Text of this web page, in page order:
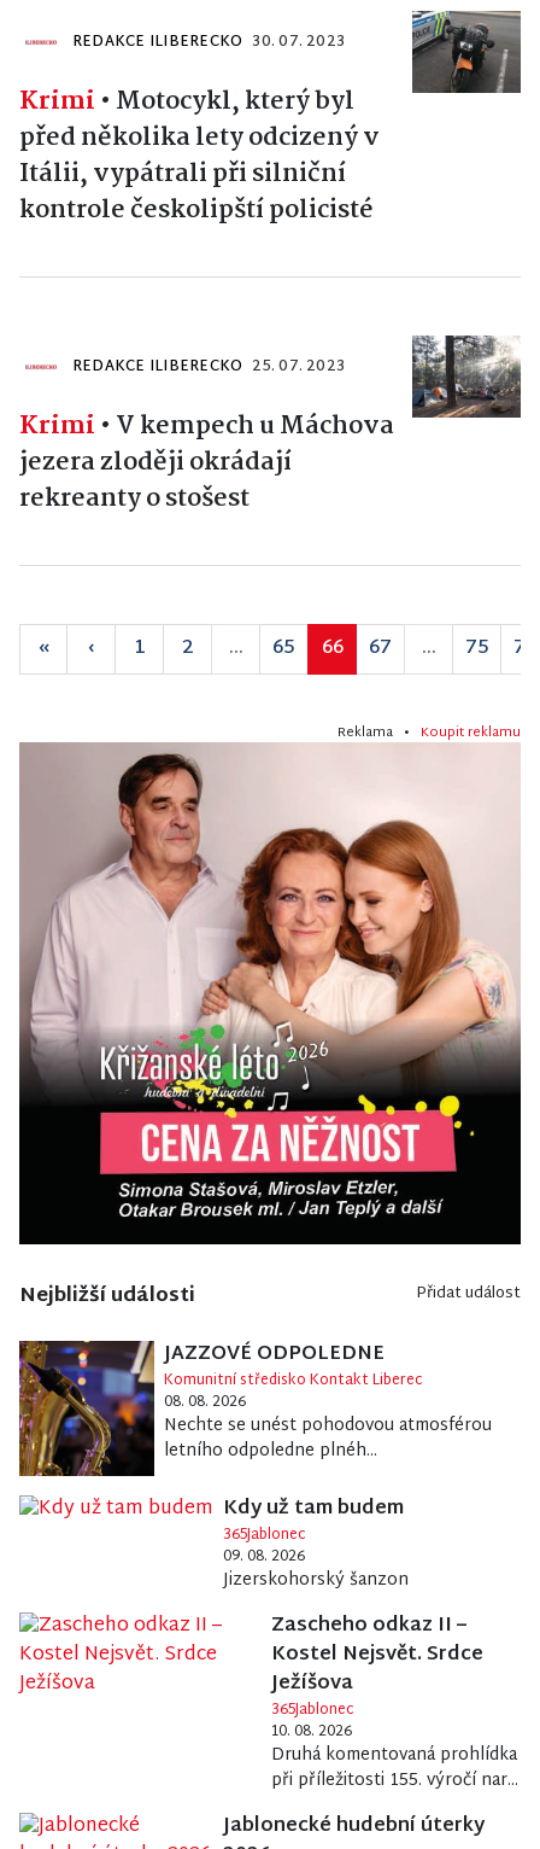
REDAKCE ILIBERECKO 30. 07. 2023
Krimi • Motocykl, který byl
před několika lety odcizený v
Itálii, vypátrali při silniční
kontrole českolipští policisté
REDAKCE ILIBERECKO 25. 07. 2023
Krimi • V kempech u Máchova
jezera zloději okrádají
rekreanty o stošest
« ‹ 1 2 ... 65 66 67 ... 75 76
Reklama • Koupit reklamu
Nejbližší události Přidat událost
JAZZOVÉ ODPOLEDNE
Komunitní středisko Kontakt Liberec
08. 08. 2026
Nechte se unést pohodovou atmosférou
letního odpoledne plnéh...
Kdy už tam budem
365Jablonec
09. 08. 2026
Jizerskohorský šanzon
Zascheho odkaz II –
Kostel Nejsvět. Srdce
Ježíšova
365Jablonec
10. 08. 2026
Druhá komentovaná prohlídka
při příležitosti 155. výročí nar...
Jablonecké hudební úterky